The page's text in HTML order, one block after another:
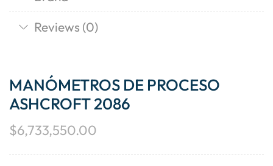
Reviews (0)
MANÓMETROS DE PROCESO
ASHCROFT 2086
$6,733,550.00